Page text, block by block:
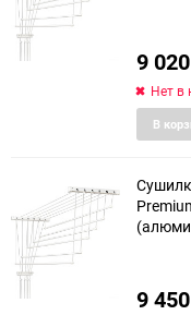
еще 6 фото
9 020
Нет в
В
еще 6 фото
9 450